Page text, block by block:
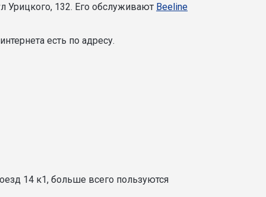
Урицкого, 132. Его обслуживают Beeline
есть по адресу.
14 к1, больше всего пользуются